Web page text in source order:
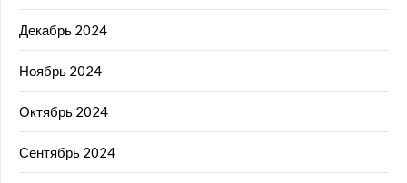
Декабрь 2024
Ноябрь 2024
Октябрь 2024
Сентябрь 2024